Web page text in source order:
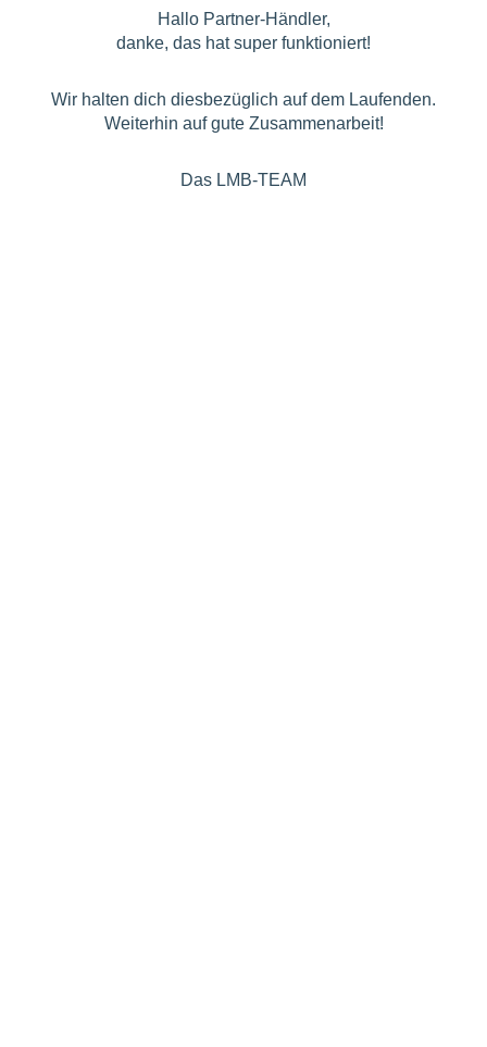
Hallo Partner-Händler,
danke, das hat super funktioniert!
Wir halten dich diesbezüglich auf dem Laufenden.
Weiterhin auf gute Zusammenarbeit!
Das LMB-TEAM